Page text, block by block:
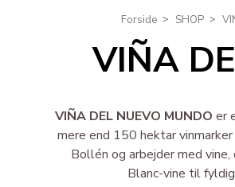
Forside SHOP
VIÑA
VIÑA DEL NUEVO MUNDO er
mere end 150 hektar
Bollén og arbejder med
Blanc-vine til